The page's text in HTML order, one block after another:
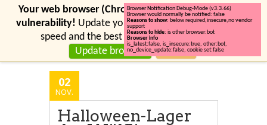
Your web browser (Chrome 131) has a serious security
vulnerability! Update your browser for more security,
speed and the best experience on this site.
Update browser
Ignore
Browser Notification Debug-Mode (v3.3.66)
Browser would normally be notified: false
Reasons to show: below required,insecure,no vendor
support
Reasons to hide: is other browser:bot
Browser info
is_latest:false, is_insecure:true, other:bot,
no_device_update:false, cookie set:false
02
NOV.
Halloween-Lager